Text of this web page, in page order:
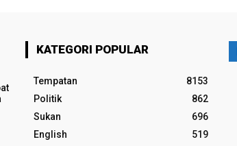
KATEGORI POPULAR
Tempatan
8153
Politik
862
Sukan
696
English
519